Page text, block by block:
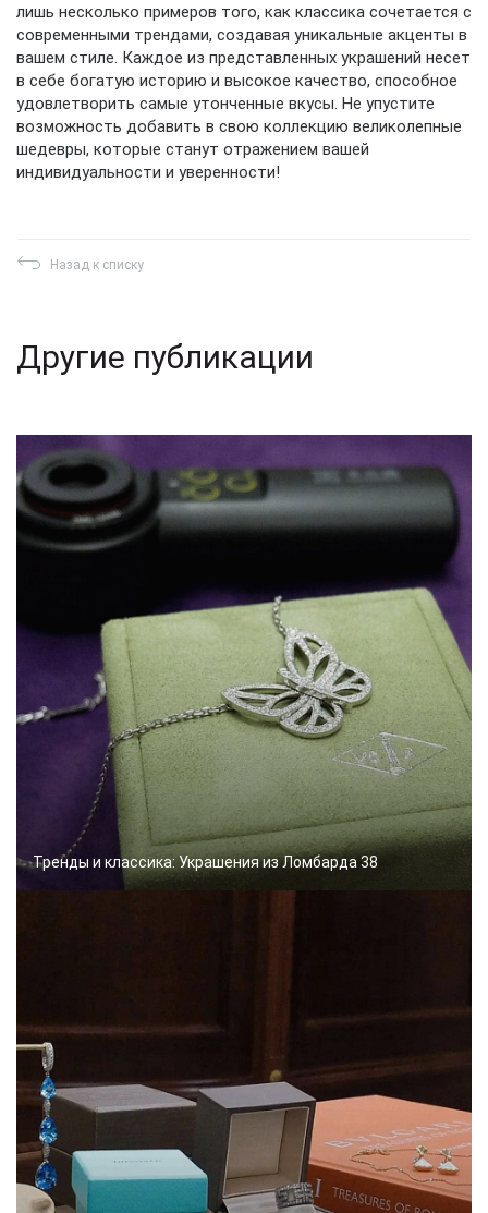
лишь несколько примеров того, как классика сочетается с
современными трендами, создавая уникальные акценты в
вашем стиле. Каждое из представленных украшений несет
в себе богатую историю и высокое качество, способное
удовлетворить самые утонченные вкусы. Не упустите
возможность добавить в свою коллекцию великолепные
шедевры, которые станут отражением вашей
индивидуальности и уверенности!
Назад к списку
Другие публикации
Тренды и классика: Украшения из Ломбарда 38